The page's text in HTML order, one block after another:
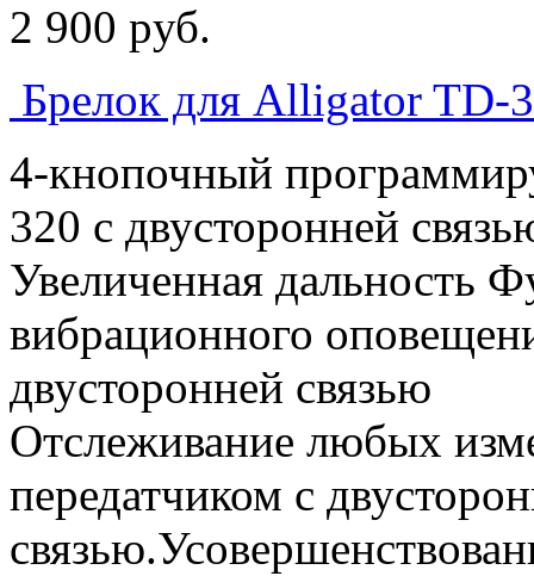
2 900 pуб.
Брелок для Alligator TD-
4-кнопочный
320 с двусторонней
Увеличенная дальность
вибрационного
двусторонней связью
Отслеживание любых
передатчиком с